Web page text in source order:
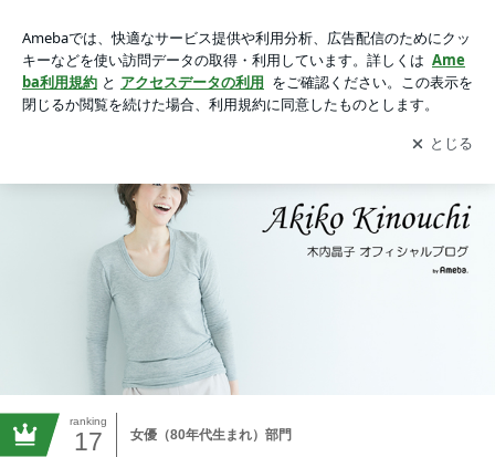
アプリをダウンロードして ブログの更新通知
を受け取りまし
ょう。
開く
ranking
17 女優（80年代生まれ）部門